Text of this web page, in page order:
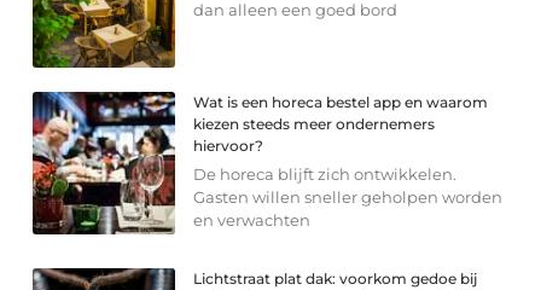
dan alleen een goed bord
Wat is een horeca bestel app en waarom
kiezen steeds meer ondernemers
hiervoor?
De horeca blijft zich ontwikkelen.
Gasten willen sneller geholpen worden
en verwachten
Lichtstraat plat dak: voorkom gedoe bij